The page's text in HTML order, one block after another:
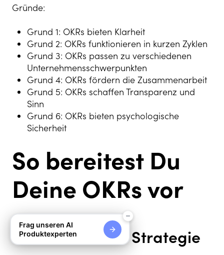
Gründe:
Grund 1: OKRs bieten Klarheit
Grund 2: OKRs funktionieren in kurzen Zyklen
Grund 3: OKRs passen zu verschiedenen
Unternehmensschwerpunkten
Grund 4: OKRs fördern die Zusammenarbeit
Grund 5: OKRs schaffen Transparenz und
Sinn
Grund 6: OKRs bieten psychologische
Sicherheit
So bereitest Du
Deine OKRs vor
Definiere Deine Strategie
Frag unseren AI
Produktexperten